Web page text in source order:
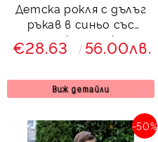
Детска рокля с дълъг
ръкав в синьо със
зимна картинка с
къщички Снежана
€28.63 56.00лв.
Виж детайли
-50%